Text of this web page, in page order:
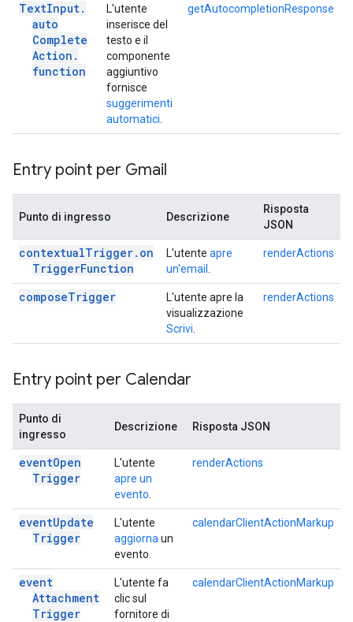
TextInput.
auto
Complete
Action .
function
L'utente
inserisce del
testo e il
componente
aggiuntivo
fornisce
suggerimenti
automatici
getAutocompletionResponse
Entry point per Gmail
Punto di ingresso Descrizione
Risposta
JSON
contextualTrigger. on
TriggerFunction
L'utente apre
un'email
renderActions
composeTrigger
L'utente apre la
visualizzazione
Scrivi
renderActions
Entry point per Calendar
Punto di
ingresso
Descrizione Risposta JSON
eventOpen
Trigger
L'utente
apre un
evento
renderActions
eventUpdate
Trigger
L'utente
aggiorna un
evento.
calendarClientActionMarkup
event
Attachment
Trigger
L'utente fa
clic sul
fornitore di
calendarClientActionMarkup